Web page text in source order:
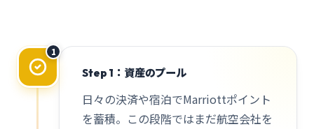
1
Step 1：資産のプール
日々の決済や宿泊でMarriottポイント
を蓄積。この段階ではまだ航空会社を